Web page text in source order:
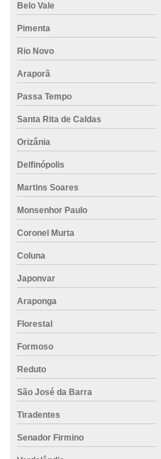
Perfuração de fundação
Perfuração de solo para fundação
Perfuratriz hélice contínua preço
Pisos de concreto para garagem
Preço do concreto usinado
Projeto de bloco de fundação
Projeto estrutural de fundação
Projeto de fundação
Projeto de fundação de casa
Projeto de fundação de galpão
Projeto de fundação de muro
Projeto fundação obra
Projeto de fundação residencial
Projeto de fundação para sobrado
Belo Vale
Pimenta
Rio Novo
Araporã
Passa Tempo
Santa Rita de Caldas
Orizânia
Delfinópolis
Martins Soares
Monsenhor Paulo
Coronel Murta
Coluna
Japonvar
Araponga
Florestal
Formoso
Reduto
São José da Barra
Tiradentes
Senador Firmino